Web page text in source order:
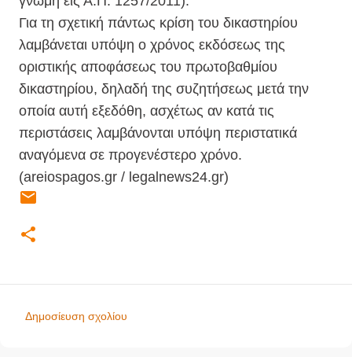
Για τη σχετική πάντως κρίση του δικαστηρίου
λαμβάνεται υπόψη ο χρόνος εκδόσεως της
οριστικής αποφάσεως του πρωτοβαθμίου
δικαστηρίου, δηλαδή της συζητήσεως μετά την
οποία αυτή εξεδόθη, ασχέτως αν κατά τις
περιστάσεις λαμβάνονται υπόψη περιστατικά
αναγόμενα σε προγενέστερο χρόνο.
(areiospagos.gr / legalnews24.gr)
Δημοσίευση σχολίου